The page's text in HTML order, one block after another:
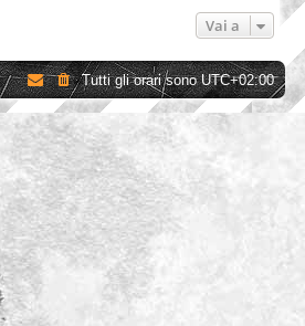
Vai a
Tutti gli orari sonoUTC+02:00